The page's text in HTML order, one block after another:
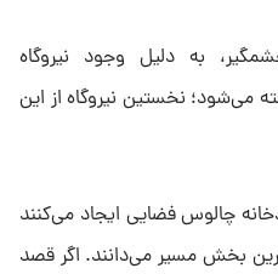
به دلیل وجود نیروگاه
می‌شود؛ نخستین نیروگاه از این
چالوس فضایی ایجاد می‌کنند
بخش مسیر می‌دانند. اگر قصد